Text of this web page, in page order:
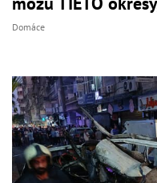
Domáce